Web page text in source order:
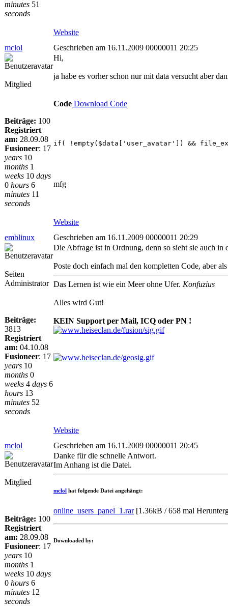
minutes 51
seconds
Website
mclol
Geschrieben am 16.11.2009 00000011 20:25
Mitglied
Beiträge: 100
Registriert
am: 28.09.08
Fusioneer: 17
years 10
months 1
weeks 10 days
0 hours 6
minutes 11
seconds
Hi,
ja habe es vorher schon nur mit data versucht aber
Code Download Code
if( !empty($data['user_avatar']) &&
mfg
Website
emblinux
Geschrieben am 16.11.2009 00000011 20:29
Seiten
Administrator
Beiträge:
3813
Registriert
am: 04.10.08
Fusioneer: 17
years 10
months 0
weeks 4 days 6
hours 13
minutes 52
seconds
Die Abfrage ist in Ordnung, denn so sieht sie auch in
Poste doch einfach mal den kompletten Code, aber
Das Lernen ist wie ein Meer ohne Ufer. Konfuzius
Alles wird Gut!
KEIN Support per Mail, ICQ oder PN !
Website
mclol
Geschrieben am 16.11.2009 00000011 20:45
Mitglied
Beiträge: 100
Registriert
am: 28.09.08
Fusioneer: 17
years 10
months 1
weeks 10 days
0 hours 6
minutes 12
seconds
Danke für die schnelle Antwort.
Im Anhang ist die Datei.
mclol hat folgende Datei angehängt:
online_users_panel_1.rar[1.36kB / 658 mal
Downloaded by: